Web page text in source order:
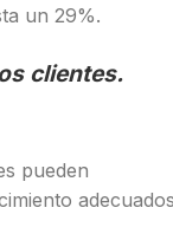
un 29%.
clientes.
pueden